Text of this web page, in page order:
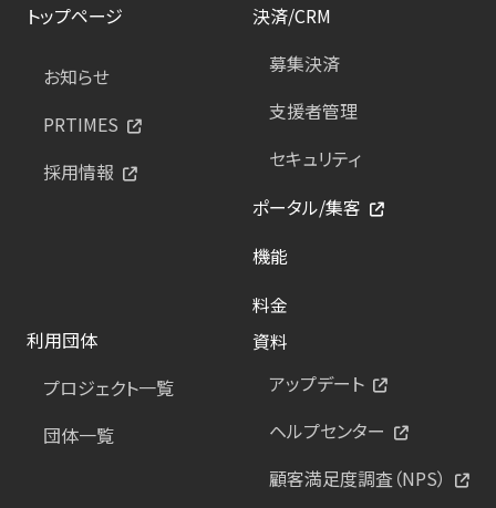
トップページ
お知らせ
PRTIMES
採用情報
決済/CRM
募集決済
支援者管理
セキュリティ
ポータル/集客
機能
料金
利用団体
プロジェクト一覧
団体一覧
資料
アップデート
ヘルプセンター
顧客満足度調査（NPS）